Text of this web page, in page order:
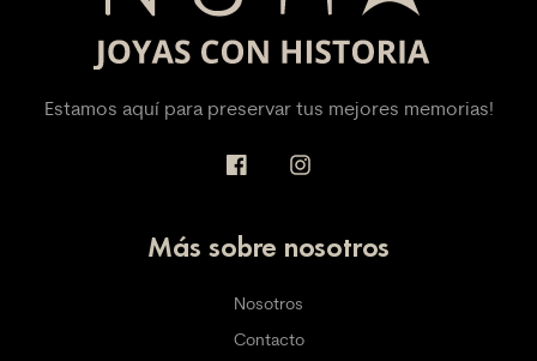
Estamos aquí para preservar tus mejores memorias!
Más sobre nosotros
Nosotros
Contacto